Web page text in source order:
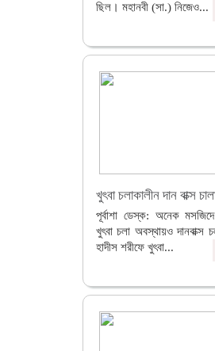
ছিল। মহানবী (সা.) নিজেও...
খুৎবা চলাকালীন দান বাক্স
পূর্বাশা ডেস্ক: অনেক
খুৎবা চলা অবস্থায়ও দানবাক্স
হাদীস শরীফে খুৎবা...